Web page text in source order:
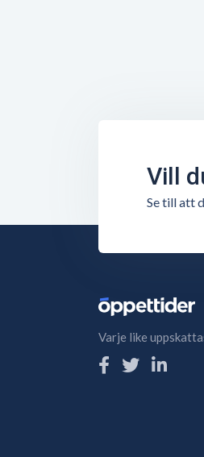
Vill
Se till att
Varje like